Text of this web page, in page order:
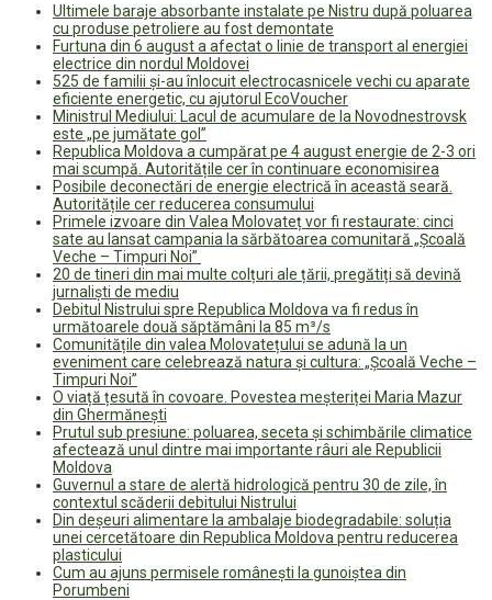
Ultimele baraje absorbante instalate pe Nistru după poluarea
cu produse petroliere au fost demontate
Furtuna din 6 august a afectat o linie de transport al energiei
electrice din nordul Moldovei
525 de familii și-au înlocuit electrocasnicele vechi cu aparate
eficiente energetic, cu ajutorul EcoVoucher
Ministrul Mediului: Lacul de acumulare de la Novodnestrovsk
este „pe jumătate gol”
Republica Moldova a cumpărat pe 4 august energie de 2-3 ori
mai scumpă. Autoritățile cer în continuare economisirea
Posibile deconectări de energie electrică în această seară.
Autoritățile cer reducerea consumului
Primele izvoare din Valea Molovateț vor fi restaurate: cinci
sate au lansat campania la sărbătoarea comunitară „Școală
Veche – Timpuri Noi”
20 de tineri din mai multe colțuri ale țării, pregătiți să devină
jurnaliști de mediu
Debitul Nistrului spre Republica Moldova va fi redus în
următoarele două săptămâni la 85 m³/s
Comunitățile din valea Molovatețului se adună la un
eveniment care celebrează natura și cultura: „Școală Veche –
Timpuri Noi”
O viață țesută în covoare. Povestea meșteriței Maria Mazur
din Ghermănești
Prutul sub presiune: poluarea, seceta și schimbările climatice
afectează unul dintre mai importante râuri ale Republicii
Moldova
Guvernul a stare de alertă hidrologică pentru 30 de zile, în
contextul scăderii debitului Nistrului
Din deșeuri alimentare la ambalaje biodegradabile: soluția
unei cercetătoare din Republica Moldova pentru reducerea
plasticului
Cum au ajuns permisele românești la gunoiștea din
Porumbeni